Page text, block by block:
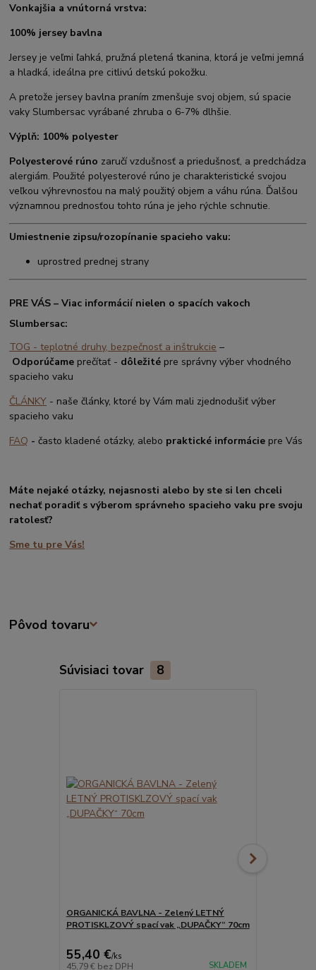
Vonkajšia a vnútorná vrstva:
100% jersey bavlna
Jersey je veľmi ľahká, pružná pletená tkanina, ktorá je veľmi jemná
a hladká, ideálna pre citlivú detskú pokožku.
A pretože jersey bavlna praním zmenšuje svoj objem, sú spacie
vaky Slumbersac vyrábané zhruba o 6-7% dlhšie.
Výplň: 100% polyester
Polyesterové rúno zaručí vzdušnosť a priedušnosť, a predchádza
alergiám. Použité polyesterové rúno je charakteristické svojou
veľkou výhrevnosťou na malý použitý objem a váhu rúna. Ďalšou
významnou prednosťou tohto rúna je jeho rýchle schnutie.
Umiestnenie zipsu/rozopínanie spacieho vaku:
uprostred prednej strany
PRE VÁS – Viac informácií nielen o spacích vakoch
Slumbersac:
TOG - teplotné druhy, bezpečnosť a inštrukcie –
Odporúčame prečítať - dôležité pre správny výber vhodného
spacieho vaku
ČLÁNKY - naše články, ktoré by Vám mali zjednodušiť výber
spacieho vaku
FAQ -často kladené otázky, alebo praktické informácie pre Vás
Máte nejaké otázky, nejasnosti alebo by ste si len chceli
nechať poradiť s výberom správneho spacieho vaku pre svoju
ratolesť?
Sme tu pre Vás!
Pôvod tovaru
Súvisiaci tovar 8
ORGANICKÁ BAVLNA - Zelený LETNÝ
PROTISKLZOVÝ spací vak „DUPAČKY“ 70cm
55,40 €/ks
45,79 € bez DPH SKLADEM